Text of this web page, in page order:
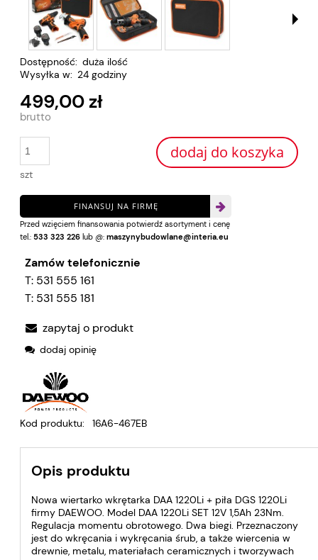
Dostępność: duża ilość
Wysyłka w: 24 godziny
499,00 zł
szt
dodaj do koszyka
FINANSUJ NA FIRMĘ
Przed wzięciem finansowania potwierdź asortyment i cenę
tel.: 533 323 226 lub @: maszynybudowlane@interia.eu
Zamów telefonicznie
T: 531 555 161
T: 531 555 181
zapytaj o produkt
dodaj opinię
Kod produktu: 16A6-467EB
Opis produktu
Nowa wiertarko wkrętarka DAA 1220Li + piła DGS 1220Li
firmy DAEWOO. Model DAA 1220Li SET 12V 1,5Ah 23Nm.
Regulacja momentu obrotowego. Dwa biegi. Przeznaczony
jest do wkręcania i wykręcania śrub, a także wiercenia w
drewnie, metalu, materiałach ceramicznych i tworzywach